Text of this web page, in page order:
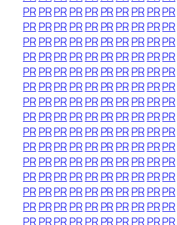
PRPRPRPRPR PRPRPRPRPR
PRPRPRPRPR PRPRPRPRPR
PRPRPRPRPR PRPRPRPRPR
PRPRPRPRPR PRPRPRPRPR
PRPRPRPRPR PRPRPRPRPR
PRPRPRPRPR PRPRPRPRPR
PRPRPRPRPR PRPRPRPRPR
PRPRPRPRPR PRPRPRPRPR
PRPRPRPRPR PRPRPRPRPR
PRPRPRPRPR PRPRPRPRPR
PRPRPRPRPR PRPRPRPRPR
PRPRPRPRPR PRPRPRPRPR
PRPRPRPRPR PRPRPRPRPR
PRPRPRPRPR PRPRPRPRPR
PRPRPRPRPR PRPRPRPRPR